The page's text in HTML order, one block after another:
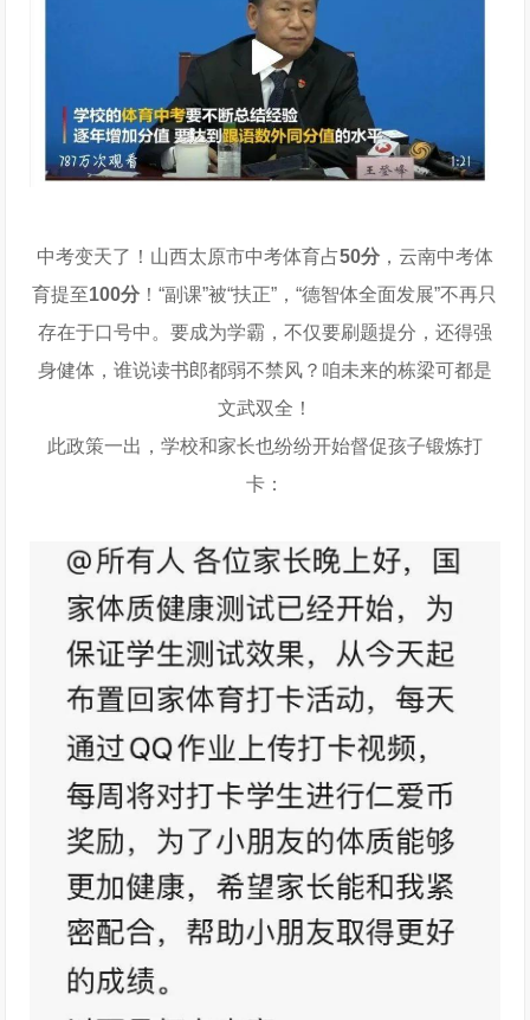
中考变天了！山西太原市中考体育占50分，云南中考体
育提至100分 ！“副课”被“扶正”，“德智体全面发展”不再只
存在于口号中。要成为学霸，不仅要刷题提分，还得强
身健体，谁说读书郎都弱不禁风？咱未来的栋梁可都是
文武双全！
此政策一出，学校和家长也纷纷开始督促孩子锻炼打
卡：